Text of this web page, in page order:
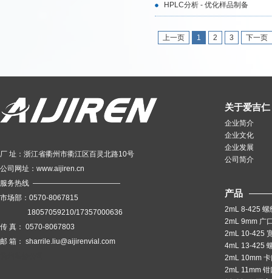
HPLC分析 - 优化样品制备
上一页 1 2 3 下一页
厂 址：浙江省衢州市衢江区百灵北路10号
公司网址： www.aijiren.cn
服务热线 ————————————
市场部： 0570-8067815
18057059210/17357000636
传 真： 0570-8067803
邮 箱： sharrile.liu@aijirenvial.com
关于爱吉仁
企业简介
企业文化
企业发展
公司简介
产品
2mL 8-425 螺
2mL 9mm 广
2mL 10-425
4mL 13-425
2mL 10mm
2mL 11mm